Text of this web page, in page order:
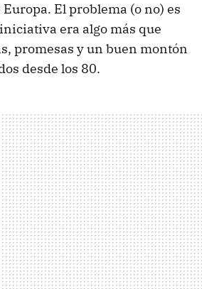
El problema (o no) es
era algo más que
promesas y un buen montón
desde los 80.